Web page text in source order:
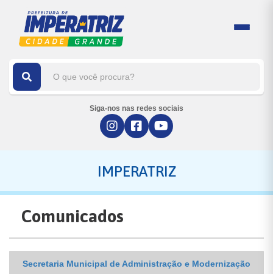
Siga-nos nas redes sociais
IMPERATRIZ
Comunicados
Secretaria Municipal de Administração e Modernização